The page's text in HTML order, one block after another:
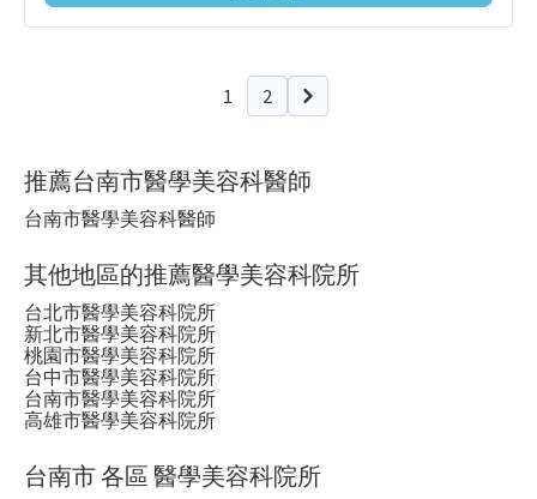
1 2 下一頁
推薦台南市醫學美容科醫師
台南市醫學美容科醫師
其他地區的推薦醫學美容科院所
台北市醫學美容科院所
新北市醫學美容科院所
桃園市醫學美容科院所
台中市醫學美容科院所
台南市醫學美容科院所
高雄市醫學美容科院所
台南市 各區 醫學美容科院所